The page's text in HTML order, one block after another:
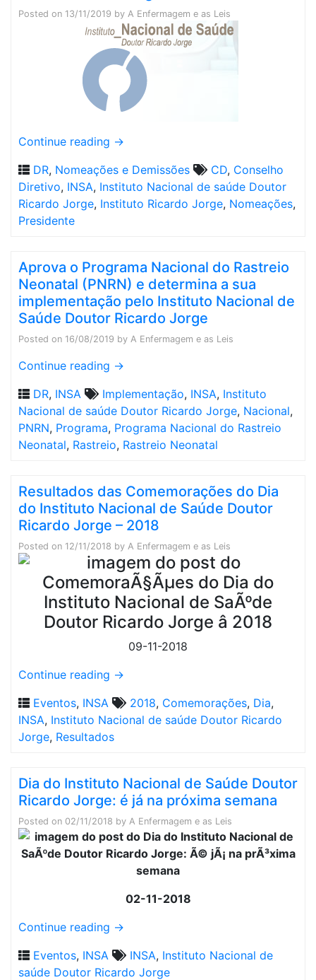
Posted on 13/11/2019 by A Enfermagem e as Leis
Continue reading →
DR, Nomeações e Demissões CD, Conselho
Diretivo, INSA, Instituto Nacional de saúde Doutor
Ricardo Jorge, Instituto Ricardo Jorge, Nomeações,
Presidente
Aprova o Programa Nacional do Rastreio
Neonatal (PNRN) e determina a sua
implementação pelo Instituto Nacional de
Saúde Doutor Ricardo Jorge
Posted on 16/08/2019 by A Enfermagem e as Leis
Continue reading →
DR, INSA Implementação, INSA, Instituto
Nacional de saúde Doutor Ricardo Jorge, Nacional,
PNRN, Programa, Programa Nacional do Rastreio
Neonatal, Rastreio, Rastreio Neonatal
Resultados das Comemorações do Dia
do Instituto Nacional de Saúde Doutor
Ricardo Jorge – 2018
Posted on 12/11/2018 by A Enfermagem e as Leis
09-11-2018
Continue reading →
Eventos, INSA 2018, Comemorações, Dia,
INSA, Instituto Nacional de saúde Doutor Ricardo
Jorge, Resultados
Dia do Instituto Nacional de Saúde Doutor
Ricardo Jorge: é já na próxima semana
Posted on 02/11/2018 by A Enfermagem e as Leis
02-11-2018
Continue reading →
Eventos, INSA INSA, Instituto Nacional de
saúde Doutor Ricardo Jorge